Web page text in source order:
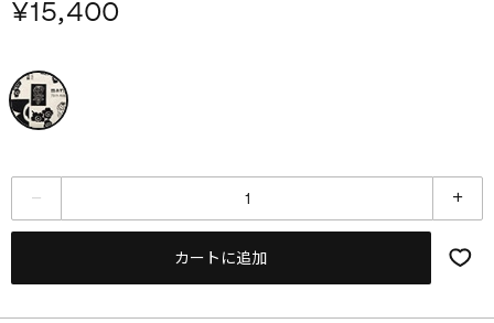
¥15,400
カートに追加